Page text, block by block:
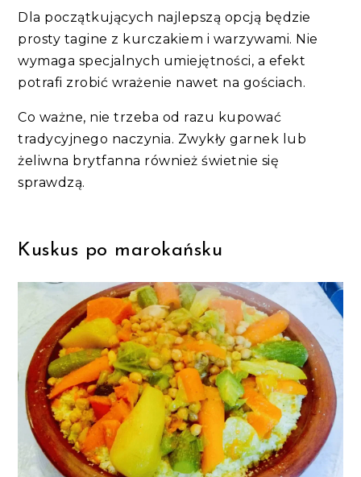
Dla początkujących najlepszą opcją będzie
prosty tagine z kurczakiem i warzywami. Nie
wymaga specjalnych umiejętności, a efekt
potrafi zrobić wrażenie nawet na gościach.
Co ważne, nie trzeba od razu kupować
tradycyjnego naczynia. Zwykły garnek lub
żeliwna brytfanna również świetnie się
sprawdzą.
Kuskus po marokańsku